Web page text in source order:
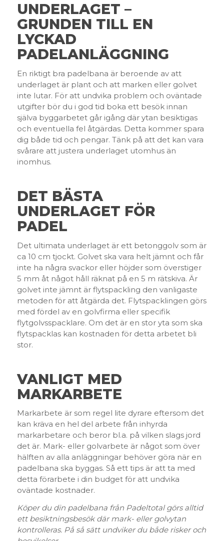
UNDERLAGET –
GRUNDEN TILL EN
LYCKAD
PADELANLÄGGNING
En riktigt bra padelbana är beroende av att
underlaget är plant och att marken eller golvet
inte lutar. För att undvika problem och oväntade
utgifter bör du i god tid boka ett besök innan
själva byggarbetet går igång där ytan besiktigas
och eventuella fel åtgärdas. Detta kommer spara
dig både tid och pengar. Tänk på att det kan vara
svårare att justera underlaget utomhus än
inomhus.
DET BÄSTA
UNDERLAGET FÖR
PADEL
Det ultimata underlaget är ett betonggolv som är
ca 10 cm tjockt. Golvet ska vara helt jämnt och får
inte ha några svackor eller höjder som överstiger
5 mm åt något håll räknat på en 5 m rätskiva. Är
golvet inte jämnt är flytspackling den vanligaste
metoden för att åtgärda det. Flytspacklingen görs
med fördel av en golvfirma eller specifik
flytgolvsspacklare. Om det är en stor yta som ska
flytspacklas kan kostnaden för detta arbetet bli
stor.
VANLIGT MED
MARKARBETE
Markarbete är som regel lite dyrare eftersom det
kan kräva en hel del arbete från inhyrda
markarbetare och beror bl.a. på vilken slags jord
det är. Mark- eller golvarbete är något som över
hälften av alla anläggningar behöver göra när en
padelbana ska byggas. Så ett tips är att ta med
detta förarbete i din budget för att undvika
oväntade kostnader.
Köper du din padelbana från Padeltotal görs alltid
ett besiktningsbesök där mark- eller golvytan
kontrolleras. På så sätt undviker du både risker och